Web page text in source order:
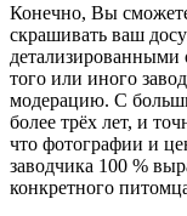
Конечно, Вы
скрашивать ваш
того или иного
модерацию. С
более трёх лет, и
что фотографии и
заводчика 100 %
конкретного